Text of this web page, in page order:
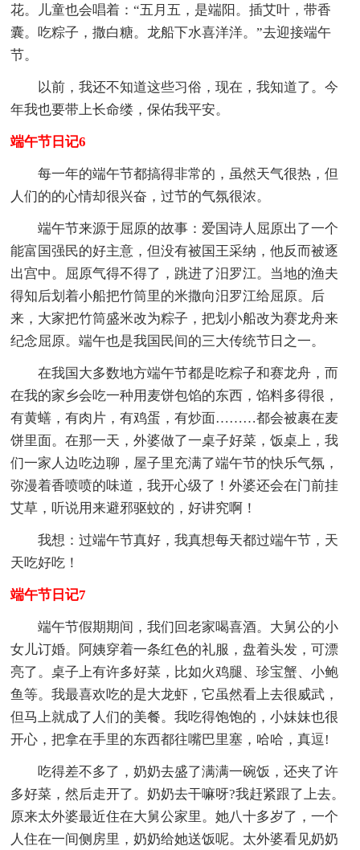
花。儿童也会唱着：“五月五，是端阳。插艾叶，带香
囊。吃粽子，撒白糖。龙船下水喜洋洋。”去迎接端午
节。
以前，我还不知道这些习俗，现在，我知道了。今
年我也要带上长命缕，保佑我平安。
端午节日记6
每一年的端午节都搞得非常的，虽然天气很热，但
人们的的心情却很兴奋，过节的气氛很浓。
端午节来源于屈原的故事：爱国诗人屈原出了一个
能富国强民的好主意，但没有被国王采纳，他反而被逐
出宫中。屈原气得不得了，跳进了汨罗江。当地的渔夫
得知后划着小船把竹筒里的米撒向汨罗江给屈原。后
来，大家把竹筒盛米改为粽子，把划小船改为赛龙舟来
纪念屈原。端午也是我国民间的三大传统节日之一。
在我国大多数地方端午节都是吃粽子和赛龙舟，而
在我的家乡会吃一种用麦饼包馅的东西，馅料多得很，
有黄蟮，有肉片，有鸡蛋，有炒面………都会被裹在麦
饼里面。在那一天，外婆做了一桌子好菜，饭桌上，我
们一家人边吃边聊，屋子里充满了端午节的快乐气氛，
弥漫着香喷喷的味道，我开心级了！外婆还会在门前挂
艾草，听说用来避邪驱蚊的，好讲究啊！
我想：过端午节真好，我真想每天都过端午节，天
天吃好吃！
端午节日记7
端午节假期期间，我们回老家喝喜酒。大舅公的小
女儿订婚。阿姨穿着一条红色的礼服，盘着头发，可漂
亮了。桌子上有许多好菜，比如火鸡腿、珍宝蟹、小鲍
鱼等。我最喜欢吃的是大龙虾，它虽然看上去很威武，
但马上就成了人们的美餐。我吃得饱饱的，小妹妹也很
开心，把拿在手里的东西都往嘴巴里塞，哈哈，真逗!
吃得差不多了，奶奶去盛了满满一碗饭，还夹了许
多好菜，然后走开了。奶奶去干嘛呀?我赶紧跟了上去。
原来太外婆最近住在大舅公家里。她八十多岁了，一个
人住在一间侧房里，奶奶给她送饭呢。太外婆看见奶奶